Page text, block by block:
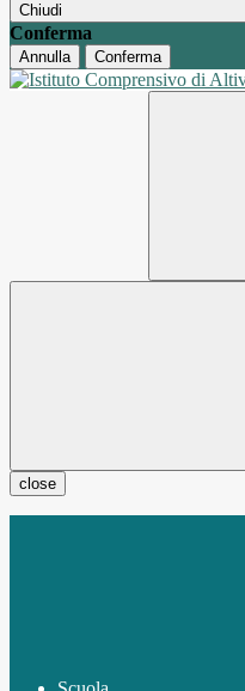
Chiudi
Conferma
Annulla Conferma
close